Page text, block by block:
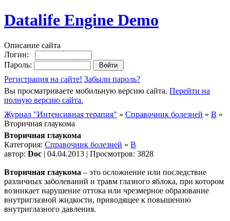
Datalife Engine Demo
Описание сайта
Логин:
Пароль:
Регистрация на сайте! Забыли пароль?
Вы просматриваете мобильную версию сайта. Перейти на
полную версию сайта.
Журнал "Интенсивная терапия" » Справочник болезней » В »
Вторичная глаукома
Вторичная глаукома
Категория: Справочник болезней » В
автор: Doc | 04.04.2013 | Просмотров: 3828
Вторичная глаукома – это осложнение или последствие
различных заболеваний и травм глазного яблока, при котором
возникает нарушение оттока или чрезмерное образование
внутриглазной жидкости, приводящее к повышению
внутриглазного давления.